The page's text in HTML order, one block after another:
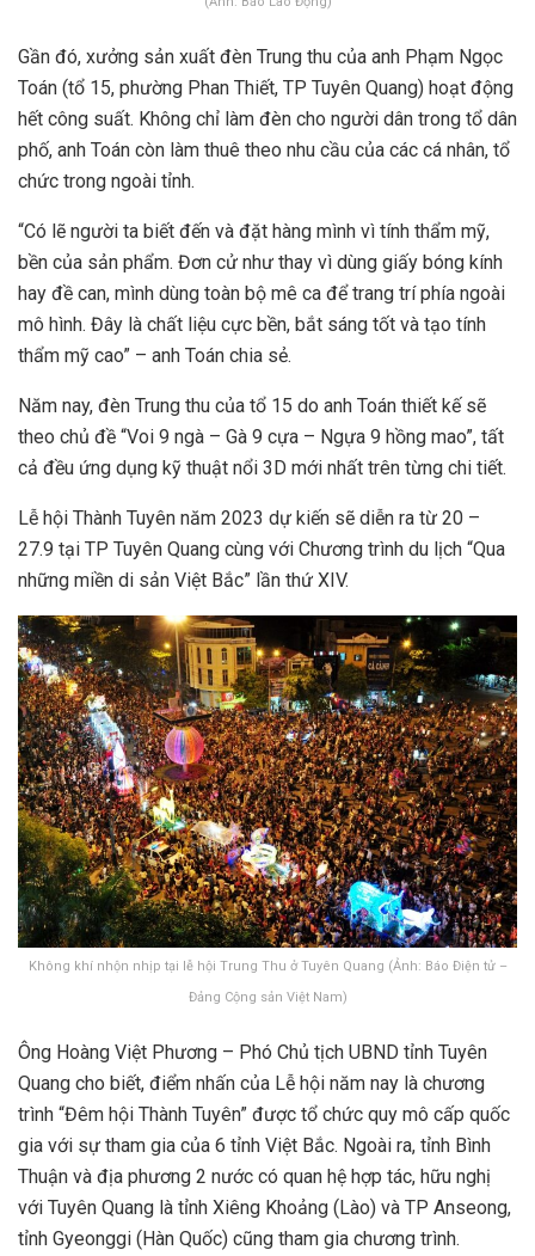
Gần đó, xưởng sản xuất đèn Trung thu của anh Phạm Ngọc
Toán (tổ 15, phường Phan Thiết, TP Tuyên Quang) hoạt động
hết công suất. Không chỉ làm đèn cho người dân trong tổ dân
phố, anh Toán còn làm thuê theo nhu cầu của các cá nhân, tổ
chức trong ngoài tỉnh.
“Có lẽ người ta biết đến và đặt hàng mình vì tính thẩm mỹ,
bền của sản phẩm. Đơn cử như thay vì dùng giấy bóng kính
hay đề can, mình dùng toàn bộ mê ca để trang trí phía ngoài
mô hình. Đây là chất liệu cực bền, bắt sáng tốt và tạo tính
thẩm mỹ cao” – anh Toán chia sẻ.
Năm nay, đèn Trung thu của tổ 15 do anh Toán thiết kế sẽ
theo chủ đề “Voi 9 ngà – Gà 9 cựa – Ngựa 9 hồng mao”, tất
cả đều ứng dụng kỹ thuật nổi 3D mới nhất trên từng chi tiết.
Lễ hội Thành Tuyên năm 2023 dự kiến sẽ diễn ra từ 20 –
27.9 tại TP Tuyên Quang cùng với Chương trình du lịch “Qua
những miền di sản Việt Bắc” lần thứ XIV.
Không khí nhộn nhịp tại lễ hội Trung Thu ở Tuyên Quang (Ảnh: Báo Điện tử –
Đảng Cộng sản Việt Nam)
Ông Hoàng Việt Phương – Phó Chủ tịch UBND tỉnh Tuyên
Quang cho biết, điểm nhấn của Lễ hội năm nay là chương
trình “Đêm hội Thành Tuyên” được tổ chức quy mô cấp quốc
gia với sự tham gia của 6 tỉnh Việt Bắc. Ngoài ra, tỉnh Bình
Thuận và địa phương 2 nước có quan hệ hợp tác, hữu nghị
với Tuyên Quang là tỉnh Xiêng Khoảng (Lào) và TP Anseong,
tỉnh Gyeonggi (Hàn Quốc) cũng tham gia chương trình.